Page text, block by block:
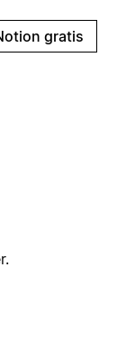
gratis